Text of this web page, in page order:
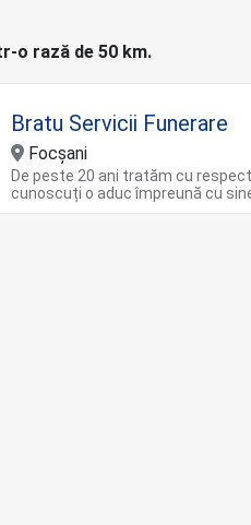
o rază de 50 km.
Bratu Servicii Funerare
Focșani
De peste 20 ani tratăm cu
cunoscuți o aduc împreună cu